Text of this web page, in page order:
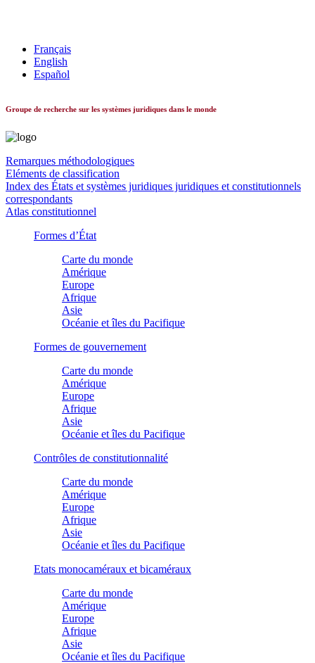
Français
English
Español
Groupe de recherche sur les systèmes juridiques dans le monde
Remarques méthodologiques
Eléments de classification
Index des États et systèmes juridiques juridiques et constitutionnels
correspondants
Atlas constitutionnel
Formes d’État
Carte du monde
Amérique
Europe
Afrique
Asie
Océanie et îles du Pacifique
Formes de gouvernement
Carte du monde
Amérique
Europe
Afrique
Asie
Océanie et îles du Pacifique
Contrôles de constitutionnalité
Carte du monde
Amérique
Europe
Afrique
Asie
Océanie et îles du Pacifique
Etats monocaméraux et bicaméraux
Carte du monde
Amérique
Europe
Afrique
Asie
Océanie et îles du Pacifique